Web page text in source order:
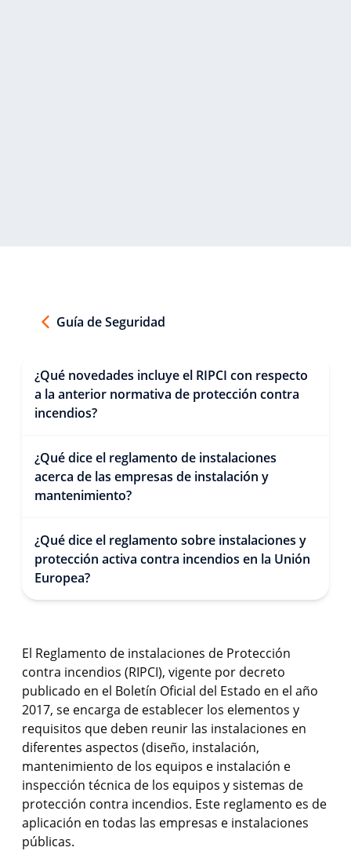
Guía de Seguridad
¿Qué novedades incluye el RIPCI con respecto
a la anterior normativa de protección contra
incendios?
¿Qué dice el reglamento de instalaciones
acerca de las empresas de instalación y
mantenimiento?
¿Qué dice el reglamento sobre instalaciones y
protección activa contra incendios en la Unión
Europea?
El Reglamento de instalaciones de Protección
contra incendios (RIPCI), vigente por decreto
publicado en el Boletín Oficial del Estado en el año
2017, se encarga de establecer los elementos y
requisitos que deben reunir las instalaciones en
diferentes aspectos (diseño, instalación,
mantenimiento de los equipos e instalación e
inspección técnica de los equipos y sistemas de
protección contra incendios. Este reglamento es de
aplicación en todas las empresas e instalaciones
públicas.